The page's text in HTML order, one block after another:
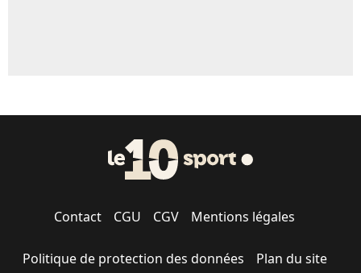
Contact CGU CGV Mentions légales
Politique de protection des données Plan du site